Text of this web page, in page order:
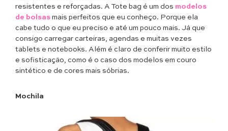
resistentes e reforçadas. A Tote bag é um dos modelos
de bolsas mais perfeitos que eu conheço. Porque ela
cabe tudo o que eu preciso e até um pouco mais. Já que
consigo carregar carteiras, agendas e muitas vezes
tablets e notebooks. Além é claro de conferir muito estilo
e sofisticação, como é o caso dos modelos em couro
sintético e de cores mais sóbrias.
Mochila